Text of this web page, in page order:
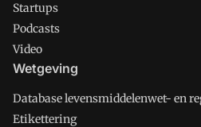
Startups
Podcasts
Video
Wetgeving
Database levensmiddelenwet- en
Etikettering